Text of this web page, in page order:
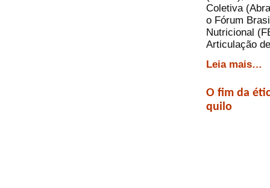
Coletiva
o Fórum
Nutricional
Articulação
Leia mais…
O fim da
quilo